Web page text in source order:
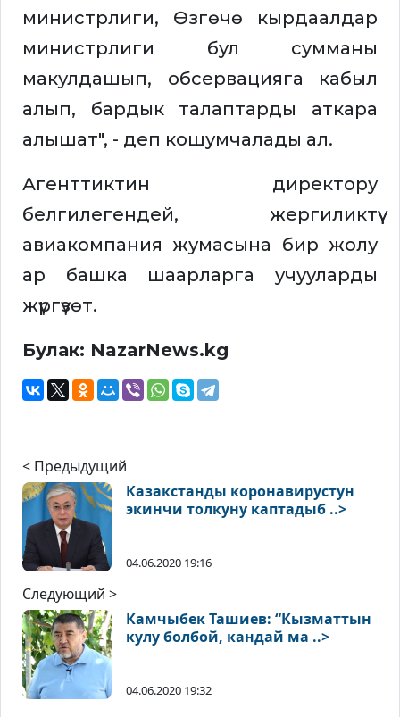
министрлиги, Өзгөчө кырдаалдар
министрлиги бул сумманы
макулдашып, обсервацияга кабыл
алып, бардык талаптарды аткара
алышат", - деп кошумчалады ал.
Агенттиктин директору
белгилегендей, жергиликтүү
авиакомпания жумасына бир жолу
ар башка шаарларга учууларды
жүргүзөт.
Булак: NazarNews.kg
< Предыдущий
Казакстанды коронавирустун
экинчи толкуну каптадыб ..>
04.06.2020 19:16
Следующий >
Камчыбек Ташиев: “Кызматтын
кулу болбой, кандай ма ..>
04.06.2020 19:32